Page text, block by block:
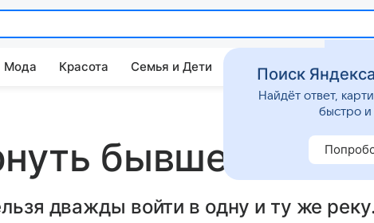
Мода Красота Семья и Дети Дом Гороскопы
бывшего
дважды войти в одну и ту же
Поиск
Найдёт ответ,
быстро и